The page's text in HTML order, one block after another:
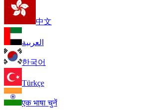
中文
العربية
한국어
Türkçe
एक भाषा चुनें